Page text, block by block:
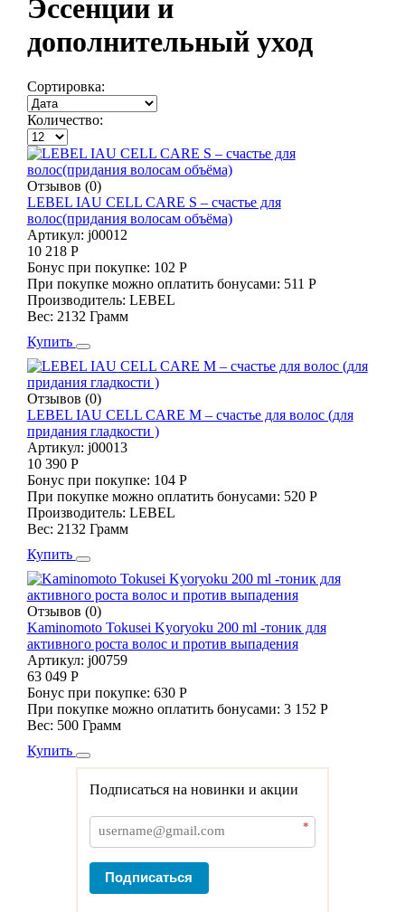
Эссенции и
дополнительный уход
Сортировка:
Количество:
Отзывов (0)
LEBEL IAU CELL CARE S – счастье для
волос(придания волосам объёма)
Артикул: j00012
10 218 Р
Бонус при покупке: 102 Р
При покупке можно оплатить бонусами: 511 Р
Производитель: LEBEL
Вес: 2132 Грамм
Купить
Отзывов (0)
LEBEL IAU CELL CARE M – счастье для волос (для
придания гладкости )
Артикул: j00013
10 390 Р
Бонус при покупке: 104 Р
При покупке можно оплатить бонусами: 520 Р
Производитель: LEBEL
Вес: 2132 Грамм
Купить
Отзывов (0)
Kaminomoto Tokusei Kyoryoku 200 ml -тоник для
активного роста волос и против выпадения
Артикул: j00759
63 049 Р
Бонус при покупке: 630 Р
При покупке можно оплатить бонусами: 3 152 Р
Вес: 500 Грамм
Купить
Подписаться на новинки и акции
*
Подписаться